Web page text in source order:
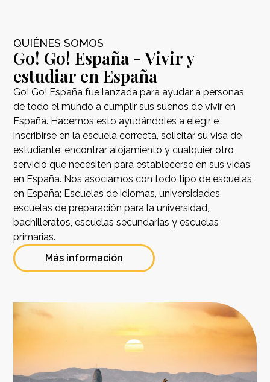
QUIÉNES SOMOS
Go! Go! España - Vivir y
estudiar en España
Go! Go! España fue lanzada para ayudar a personas
de todo el mundo a cumplir sus sueños de vivir en
España. Hacemos esto ayudándoles a elegir e
inscribirse en la escuela correcta, solicitar su visa de
estudiante, encontrar alojamiento y cualquier otro
servicio que necesiten para establecerse en sus vidas
en España. Nos asociamos con todo tipo de escuelas
en España; Escuelas de idiomas, universidades,
escuelas de preparación para la universidad,
bachilleratos, escuelas secundarias y escuelas
primarias.
Más información